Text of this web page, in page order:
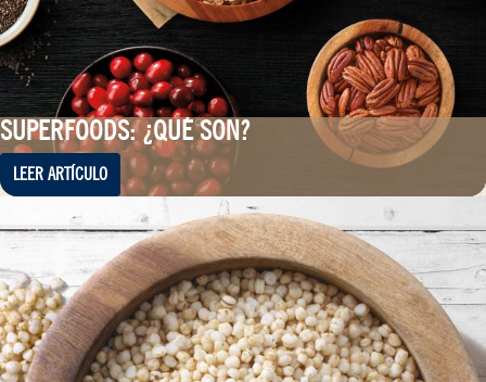
SUPERFOODS: ¿QUÉ SON?
LEER ARTÍCULO